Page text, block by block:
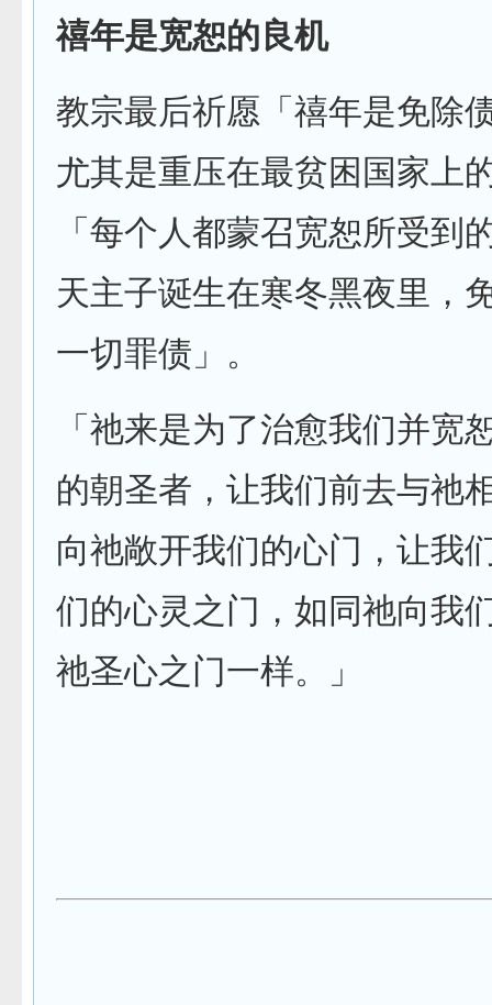
禧年是宽恕的良机
教宗最后祈愿「禧年是免除
尤其是重压在最贫困国家上
「每个人都蒙召宽恕所受到
天主子诞生在寒冬黑夜里，
一切罪债」。
「祂来是为了治愈我们并宽
的朝圣者，让我们前去与祂
向祂敞开我们的心门，让我
们的心灵之门，如同祂向我
祂圣心之门一样。」